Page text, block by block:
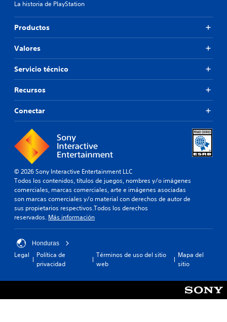
La historia de PlayStation
Productos
Valores
Servicio técnico
Recursos
Conectar
© 2026 Sony Interactive Entertainment LLC
Todos los contenidos, títulos de juegos, nombres y/o imágenes
comerciales, marcas comerciales, arte e imágenes asociadas
son marcas comerciales y/o material con derechos de autor de
sus propietarios respectivos.Todos los derechos
reservados. Más información
Honduras
Legal
Política de
privacidad
Términos de uso del sitio
web
Mapa del
sitio